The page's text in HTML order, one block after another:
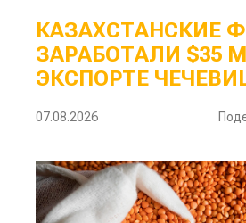
КАЗАХСТАНСКИЕ
ЗАРАБОТАЛИ $35
ЭКСПОРТЕ
07.08.2026